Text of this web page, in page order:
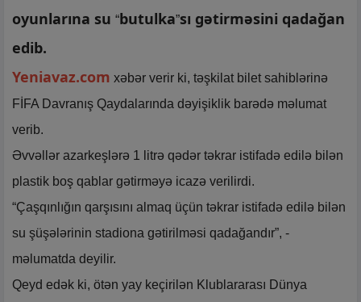
oyunlarına su “butulka”sı gətirməsini qadağan
edib.
Yeniavaz.com xəbər verir ki, təşkilat bilet sahiblərinə
FİFA Davranış Qaydalarında dəyişiklik barədə məlumat
verib.
Əvvəllər azarkeşlərə 1 litrə qədər təkrar istifadə edilə bilən
plastik boş qablar gətirməyə icazə verilirdi.
“Çaşqınlığın qarşısını almaq üçün təkrar istifadə edilə bilən
su şüşələrinin stadiona gətirilməsi qadağandır”, -
məlumatda deyilir.
Qeyd edək ki, ötən yay keçirilən Klublararası Dünya